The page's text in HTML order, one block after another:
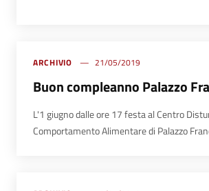
ARCHIVIO 21/05/2019
Buon compleanno Palazzo
L'1 giugno dalle ore 17 festa al Centro
Comportamento Alimentare di Palazzo